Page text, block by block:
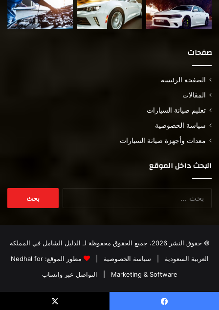
صفحات
الصفحة الرئيسة
المقالات
تعليم صيانة السيارات
سياسة الخصوصية
معدات وأجهزة صيانة السيارات
البحث داخل الموقع
© حقوق النشر 2026، جميع الحقوق محفوظة لـ
الدليل الشامل في المملكة
العربية السعودية
سياسة الخصوصية | مطور الموقع:Nedhal for
Marketing & Software
التواصل عبر واتساب